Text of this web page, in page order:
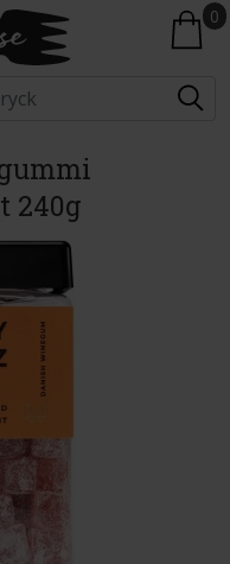
0
240g